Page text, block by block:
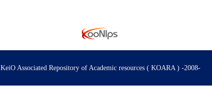
KeiO Associated Repository of Academic resources ( KOARA ) -2008-